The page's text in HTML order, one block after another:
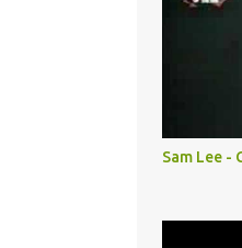
Sam Lee -